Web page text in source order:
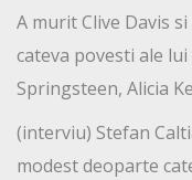
A murit Clive Davis
cateva povesti ale
Springsteen, Alicia
(interviu) Stefan
modest deoparte